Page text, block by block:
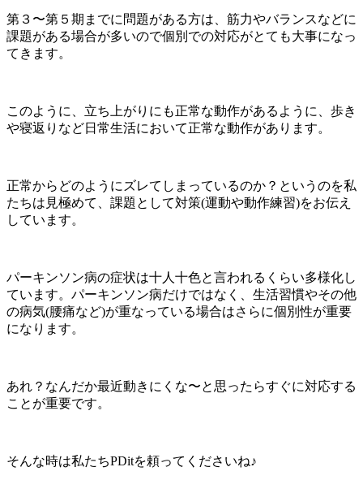
第３〜第５期までに問題がある方は、筋力やバランスなどに
課題がある場合が多いので個別での対応がとても大事になっ
てきます。
このように、立ち上がりにも正常な動作があるように、歩き
や寝返りなど日常生活において正常な動作があります。
正常からどのようにズレてしまっているのか？というのを私
たちは見極めて、課題として対策(運動や動作練習)をお伝え
しています。
パーキンソン病の症状は十人十色と言われるくらい多様化し
ています。パーキンソン病だけではなく、生活習慣やその他
の病気(腰痛など)が重なっている場合はさらに個別性が重要
になります。
あれ？なんだか最近動きにくな〜と思ったらすぐに対応する
ことが重要です。
そんな時は私たちPDitを頼ってくださいね♪